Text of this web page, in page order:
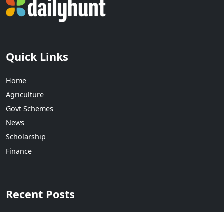
Quick Links
Home
Agriculture
Govt Schemes
News
Scholarship
Finance
Recent Posts